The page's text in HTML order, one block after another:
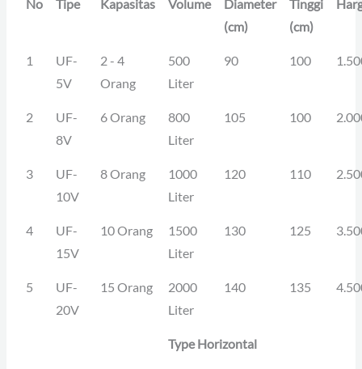
No Tipe Kapasitas Volume
Diameter
(cm)
Tinggi
(cm)
1
UF-
5V
2 - 4
Orang
500
Liter
90 100
2
UF-
8V
6 Orang
800
Liter
105 100
3
UF-
10V
8 Orang
1000
Liter
120 110
4
UF-
15V
10 Orang
1500
Liter
130 125
5
UF-
20V
15 Orang
2000
Liter
140 135
Type Horizontal